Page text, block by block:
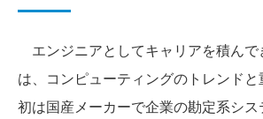
エンジニアとしてキャリアを積ん
は、コンピューティングのトレンド
初は国産メーカーで企業の勘定系シ